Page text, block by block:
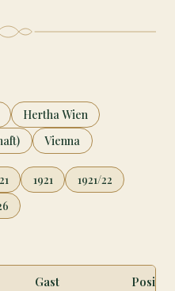
Hertha Wien
Vienna
1921
1921/22
Gast Position